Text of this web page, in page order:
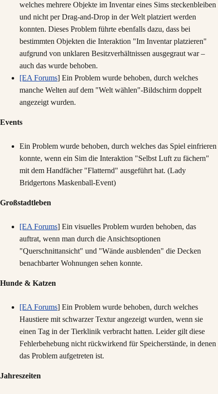
welches mehrere Objekte im Inventar eines Sims steckenbleiben
und nicht per Drag-and-Drop in der Welt platziert werden
konnten. Dieses Problem führte ebenfalls dazu, dass bei
bestimmten Objekten die Interaktion "Im Inventar platzieren"
aufgrund von unklaren Besitzverhältnissen ausgegraut war –
auch das wurde behoben.
[EA Forums] Ein Problem wurde behoben, durch welches
manche Welten auf dem "Welt wählen"-Bildschirm doppelt
angezeigt wurden.
Events
Ein Problem wurde behoben, durch welches das Spiel einfrieren
konnte, wenn ein Sim die Interaktion "Selbst Luft zu fächern"
mit dem Handfächer "Flatternd" ausgeführt hat. (Lady
Bridgertons Maskenball-Event)
Großstadtleben
[EA Forums] Ein visuelles Problem wurden behoben, das
auftrat, wenn man durch die Ansichtsoptionen
"Querschnittansicht" und "Wände ausblenden" die Decken
benachbarter Wohnungen sehen konnte.
Hunde & Katzen
[EA Forums] Ein Problem wurde behoben, durch welches
Haustiere mit schwarzer Textur angezeigt wurden, wenn sie
einen Tag in der Tierklinik verbracht hatten. Leider gilt diese
Fehlerbehebung nicht rückwirkend für Speicherstände, in denen
das Problem aufgetreten ist.
Jahreszeiten